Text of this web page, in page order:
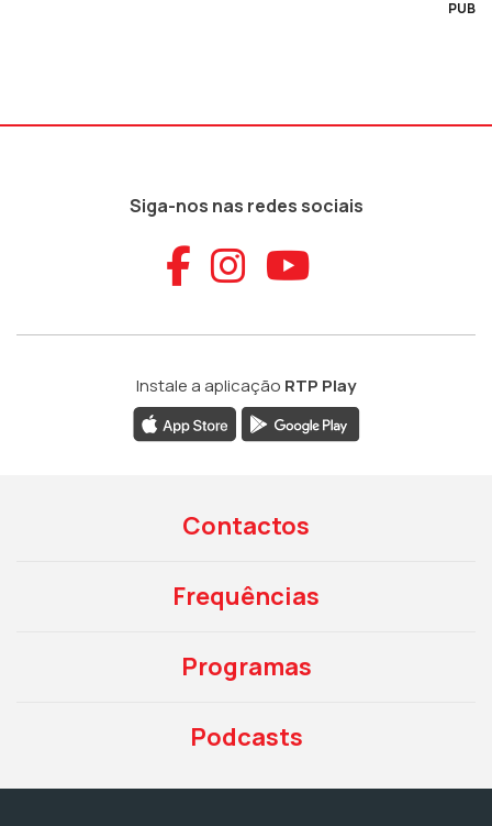
PUB
Siga-nos nas redes sociais
Aceder ao
Aceder ao
Aceder
Instale a aplicação RTP Play
Contactos
Frequências
Programas
Podcasts